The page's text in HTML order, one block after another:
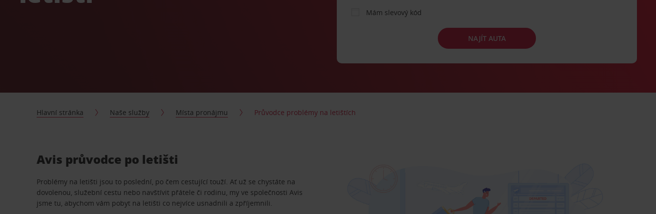
Mám slevový kód
NAJÍT AUTA
Hlavní stránka Naše služby Místa pronájmu Průvodce problémy na letištích
Avis průvodce po letišti
Problémy na letišti jsou to poslední, po čem cestující touží. Ať už se chystáte na
dovolenou, služební cestu nebo navštívit přátele či rodinu, my ve společnosti Avis
jsme tu, abychom vám pobyt na letišti co nejvíce usnadnili a zpříjemnili.